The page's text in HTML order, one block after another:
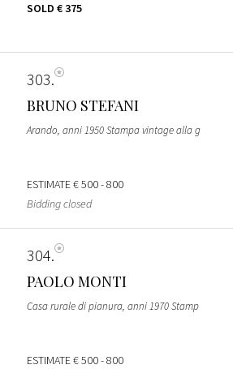
SOLD € 375
303
BRUNO STEFANI
Arando, anni 1950 Stampa vintage alla g
ESTIMATE€ 500 - 800
Bidding closed
304
PAOLO MONTI
Casa rurale di pianura, anni 1970 Stamp
ESTIMATE€ 500 - 800